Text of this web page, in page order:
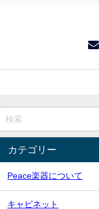
カテゴリー
Peace楽器について
キャビネット